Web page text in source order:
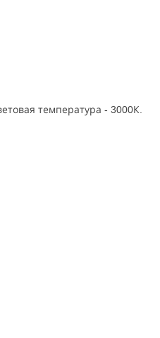
температура - 3000К.